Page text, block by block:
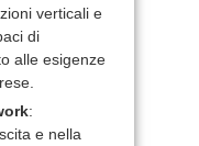
verticali e
di
alle esigenze
:
e nella